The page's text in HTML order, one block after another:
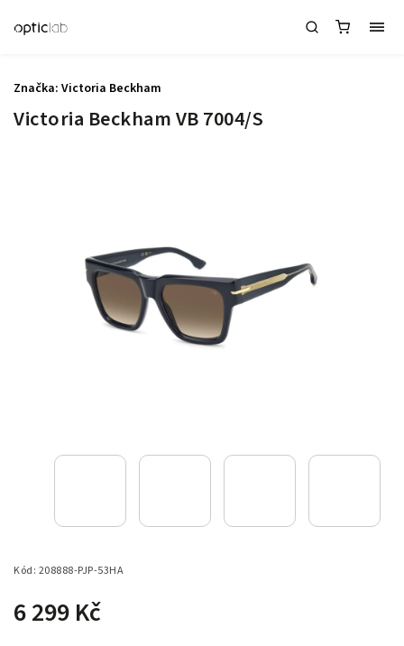
Victoria Beckham VB 7004/S
Kód: 208888-PJP-53HA
6 299 Kč
Značka: Victoria Beckham